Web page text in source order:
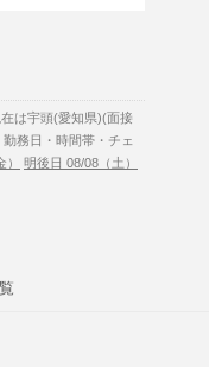
は宇頭(愛知県)(面接
務日・時間帯・チェ
明後日 08/08（土）